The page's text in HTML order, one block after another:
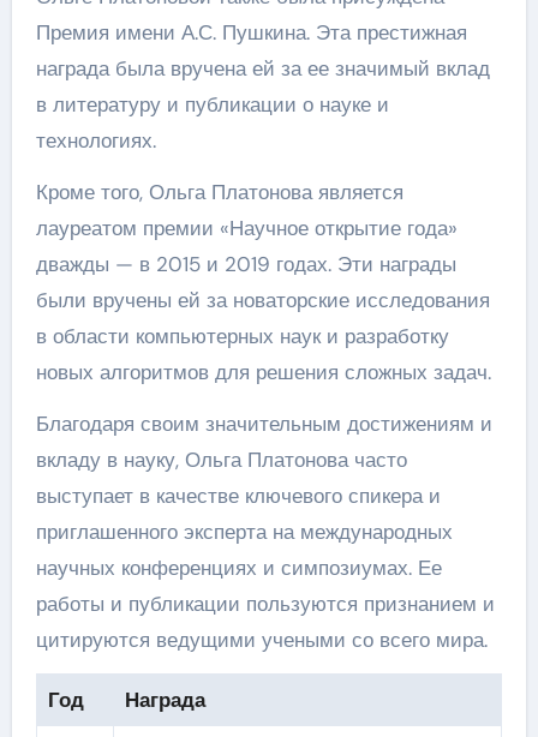
Премия имени А.С. Пушкина. Эта престижная
награда была вручена ей за ее значимый вклад
в литературу и публикации о науке и
технологиях.
Кроме того, Ольга Платонова является
лауреатом премии «Научное открытие года»
дважды — в 2015 и 2019 годах. Эти награды
были вручены ей за новаторские исследования
в области компьютерных наук и разработку
новых алгоритмов для решения сложных задач.
Благодаря своим значительным достижениям и
вкладу в науку, Ольга Платонова часто
выступает в качестве ключевого спикера и
приглашенного эксперта на международных
научных конференциях и симпозиумах. Ее
работы и публикации пользуются признанием и
цитируются ведущими учеными со всего мира.
Год Награда